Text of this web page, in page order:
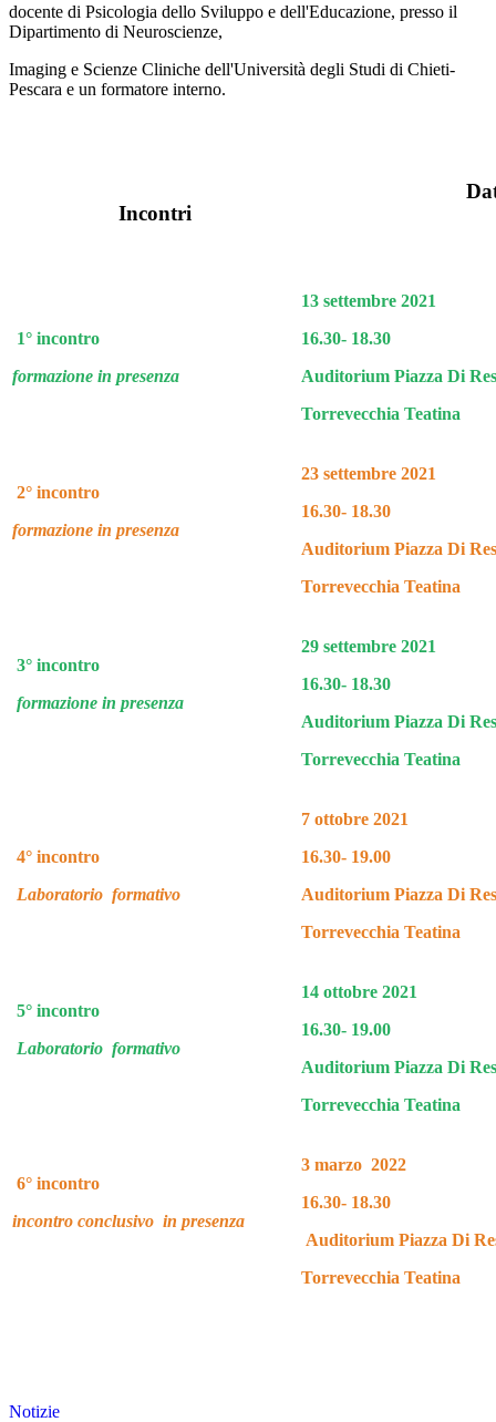
docente di Psicologia dello Sviluppo e dell'Educazione, presso il
Dipartimento di Neuroscienze,
Imaging e Scienze Cliniche dell'Università degli Studi di Chieti-
Pescara e un formatore interno.
Incontri
1° incontro
formazione in presenza
13 settembre 2021
16.30- 18.30
Auditorium Piazza Di
Torrevecchia Teatina
2° incontro
formazione in presenza
23 settembre 2021
16.30- 18.30
Auditorium Piazza Di
Torrevecchia Teatina
3° incontro
formazione in presenza
29 settembre 2021
16.30- 18.30
Auditorium Piazza Di
Torrevecchia Teatina
4° incontro
Laboratorio formativo
7 ottobre 2021
16.30- 19.00
Auditorium Piazza Di
Torrevecchia Teatina
5° incontro
Laboratorio formativo
14 ottobre 2021
16.30- 19.00
Auditorium Piazza Di
Torrevecchia Teatina
6° incontro
incontro conclusivo in presenza
3 marzo 2022
16.30- 18.30
Auditorium Piazza Di
Torrevecchia Teatina
Notizie